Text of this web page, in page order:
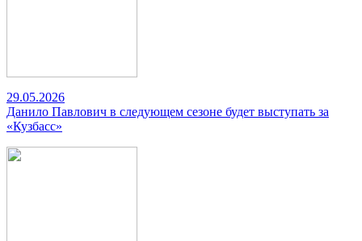
29.05.2026
Данило Павлович в следующем сезоне будет выступать за
«Кузбасс»